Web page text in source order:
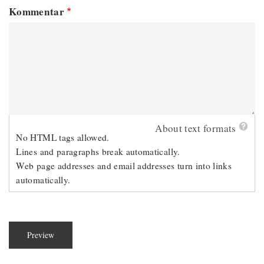
Kommentar
About text formats
No HTML tags allowed.
Lines and paragraphs break automatically.
Web page addresses and email addresses turn into links
automatically.